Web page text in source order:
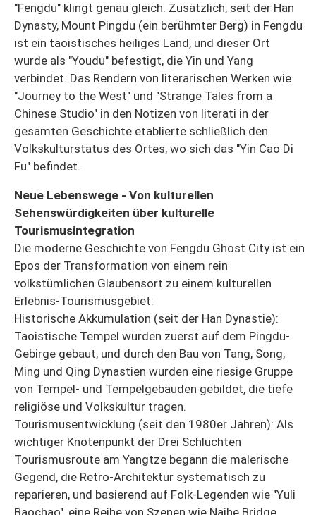
"Fengdu" klingt genau gleich. Zusätzlich, seit der Han
Dynasty, Mount Pingdu (ein berühmter Berg) in Fengdu
ist ein taoistisches heiliges Land, und dieser Ort
wurde als "Youdu" befestigt, die Yin und Yang
verbindet. Das Rendern von literarischen Werken wie
"Journey to the West" und "Strange Tales from a
Chinese Studio" in den Notizen von literati in der
gesamten Geschichte etablierte schließlich den
Volkskulturstatus des Ortes, wo sich das "Yin Cao Di
Fu" befindet.
Neue Lebenswege - Von kulturellen
Sehenswürdigkeiten über kulturelle
Tourismusintegration
Die moderne Geschichte von Fengdu Ghost City ist ein
Epos der Transformation von einem rein
volkstümlichen Glaubensort zu einem kulturellen
Erlebnis-Tourismusgebiet:
Historische Akkumulation (seit der Han Dynastie):
Taoistische Tempel wurden zuerst auf dem Pingdu-
Gebirge gebaut, und durch den Bau von Tang, Song,
Ming und Qing Dynastien wurden eine riesige Gruppe
von Tempel- und Tempelgebäuden gebildet, die tiefe
religiöse und Volkskultur tragen.
Tourismusentwicklung (seit den 1980er Jahren): Als
wichtiger Knotenpunkt der Drei Schluchten
Tourismusroute am Yangtze begann die malerische
Gegend, die Retro-Architektur systematisch zu
reparieren, und basierend auf Folk-Legenden wie "Yuli